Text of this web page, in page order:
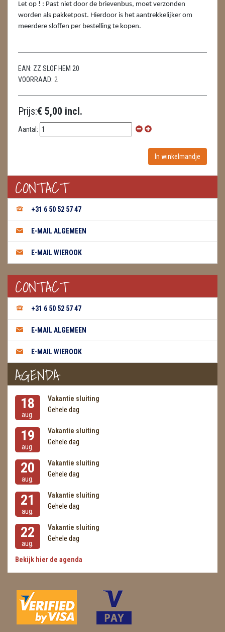
METEORIETEN
READING EN PERSOONLIJK ADVIES
SCHEDELS / SKULLS
SPECIALE STUKKEN
TELEFOON KOORDEN
VLINDERS
WIEROOK, OLIE & TOEBEHOREN
WIEROOK
WIEROOK GREEN TREE
WIEROOK HEM / DARSHAN
WIEROOK KEGELS
WIEROOK NAG CHAMPA / SATYA
OLIE
WIEROOK HUTTEN & PLANKJES
ZAKJES WATER ELIXERS
Let op ! : Past niet door de brievenbus, moet verzonden
worden als pakketpost. Hierdoor is het aantrekkelijker om
meerdere sloffen per bestelling te kopen.
EAN: ZZ SLOF HEM 20
VOORRAAD: 2
Prijs:€ 5,00 incl.
Aantal:
CONTACT
+31 6 50 52 57 47
E-MAIL ALGEMEEN
E-MAIL WIEROOK
CONTACT
+31 6 50 52 57 47
E-MAIL ALGEMEEN
E-MAIL WIEROOK
AGENDA
18
aug.
Vakantie sluiting
Gehele dag
19
aug.
Vakantie sluiting
Gehele dag
20
aug.
Vakantie sluiting
Gehele dag
21
aug.
Vakantie sluiting
Gehele dag
22
aug.
Vakantie sluiting
Gehele dag
Bekijk hier de agenda